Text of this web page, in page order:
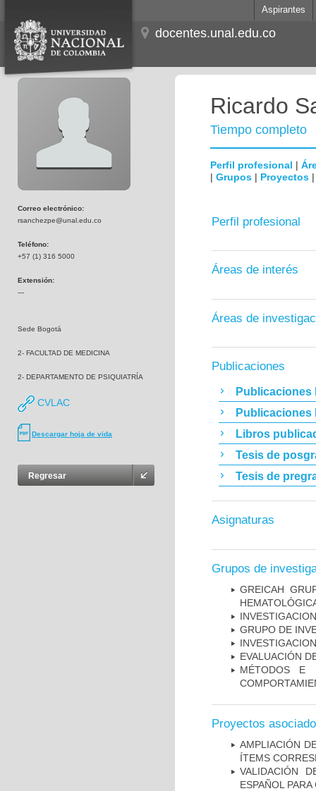
Aspirantes
docentes.unal.edu.co
Correo electrónico:
rsanchezpe@unal.edu.co
Teléfono:
+57 (1) 316 5000
Extensión:
---
Sede Bogotá
2- FACULTAD DE MEDICINA
2- DEPARTAMENTO DE PSIQUIATRÍA
CVLAC
Descargar hoja de vida
Regresar
Ricardo
Tiempo completo
Perfil profesional |
| Grupos | Proyectos
Perfil profesional
Áreas de interés
Áreas de
Publicaciones
Publicaciones
Publicaciones
Libros
Tesis de
Tesis de
Asignaturas
Grupos de
GREICAH
GRUPO DE
EVALUACIÓN
MÉTODOS E
Proyectos
AMPLIACIÓN
ÍTEMS
VALIDACIÓN
ESPAÑOL